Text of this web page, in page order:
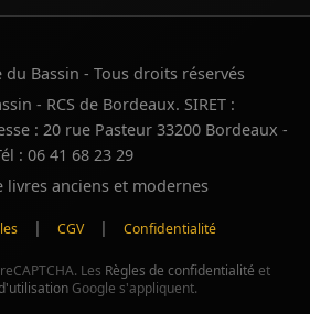
Bassin - Tous droits réservés
- RCS de Bordeaux. SIRET :
: 20 rue Pasteur 33200 Bordeaux -
: 06 41 68 23 29
livres anciens et modernes
| CGV | Confidentialité
Les Règles de confidentialité et
Google s'appliquent.